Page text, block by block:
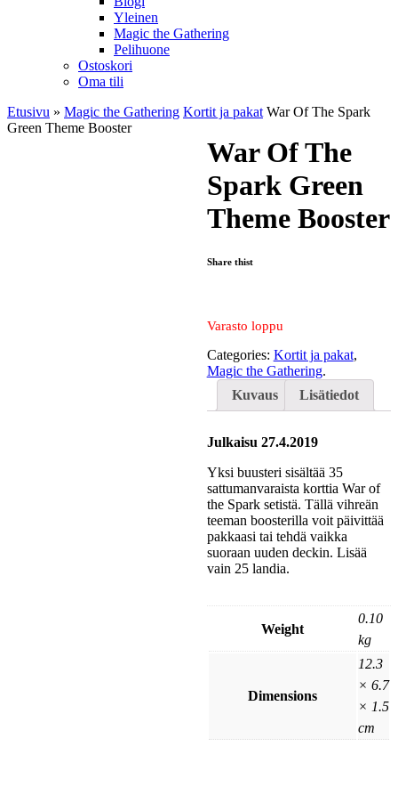
Yleinen
Magic the Gathering
Pelihuone
Ostoskori
Oma tili
Etusivu » Magic the Gathering Kortit ja pakat War Of The Spark
Green Theme Booster
War Of The
Spark Green
Theme Booster
Share thist
Varasto loppu
Categories: Kortit ja pakat,
Magic the Gathering.
Kuvaus
Lisätiedot
Julkaisu 27.4.2019
Yksi buusteri sisältää 35
sattumanvaraista korttia War of
the Spark setistä. Tällä vihreän
teeman boosterilla voit päivittää
pakkaasi tai tehdä vaikka
suoraan uuden deckin. Lisää
vain 25 landia.
Weight
0.10
kg
Dimensions
12.3
× 6.7
× 1.5
cm